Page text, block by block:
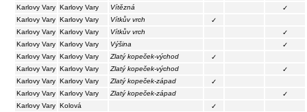
Karlovy Vary Karlovy Vary Vítězná
✓
Karlovy Vary Karlovy Vary Vítkův vrch
✓
Karlovy Vary Karlovy Vary Vítkův vrch
✓
Karlovy Vary Karlovy Vary Výšina
✓
Karlovy Vary Karlovy Vary Zlatý kopeček-východ
✓
Karlovy Vary Karlovy Vary Zlatý kopeček-východ
✓
Karlovy Vary Karlovy Vary Zlatý kopeček-západ
✓
Karlovy Vary Karlovy Vary Zlatý kopeček-západ
✓
Karlovy Vary Kolová
✓